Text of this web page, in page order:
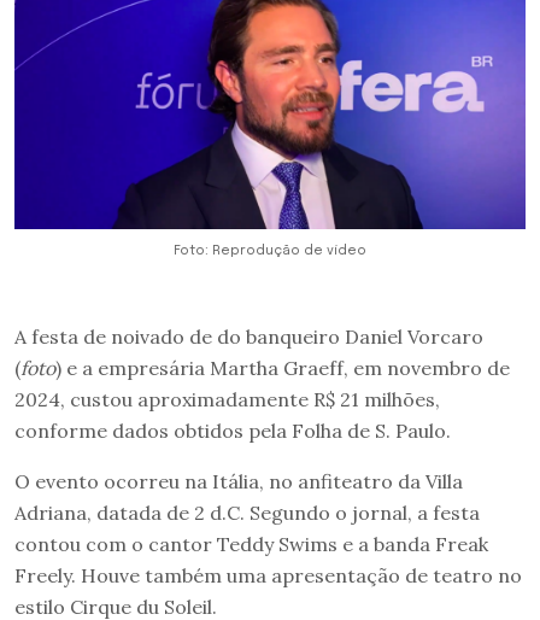
Foto: Reprodução de vídeo
A festa de noivado de do banqueiro Daniel Vorcaro
(foto) e a empresária Martha Graeff, em novembro de
2024, custou aproximadamente R$ 21 milhões,
conforme dados obtidos pela Folha de S. Paulo.
O evento ocorreu na Itália, no anfiteatro da Villa
Adriana, datada de 2 d.C. Segundo o jornal, a festa
contou com o cantor Teddy Swims e a banda Freak
Freely. Houve também uma apresentação de teatro no
estilo Cirque du Soleil.